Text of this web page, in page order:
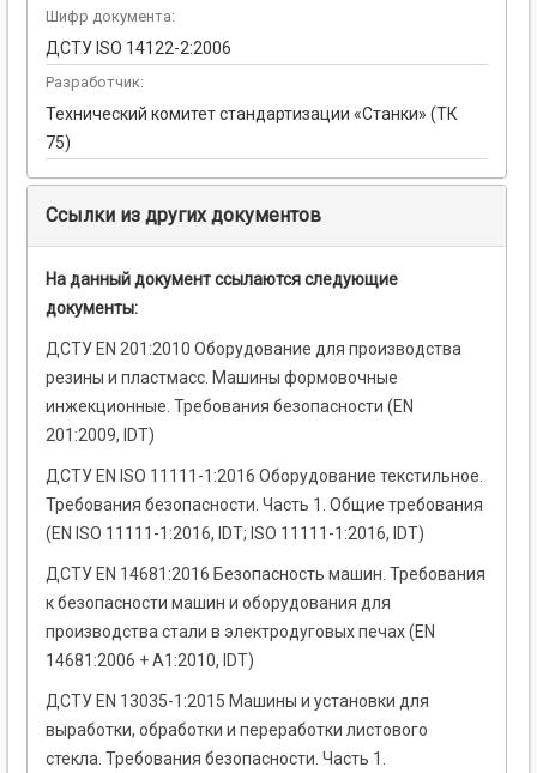
Шифр документа:
ДСТУ ISO 14122-2:2006
Разработчик:
Технический комитет стандартизации «Станки» (ТК
75)
Ссылки из других документов
На данный документ ссылаются следующие
документы:
ДСТУ EN 201:2010 Оборудование для производства
резины и пластмасс. Машины формовочные
инжекционные. Требования безопасности (EN
201:2009, IDT)
ДСТУ EN ISO 11111-1:2016 Оборудование текстильное.
Требования безопасности. Часть 1. Общие требования
(EN ISO 11111-1:2016, IDT; ISO 11111-1:2016, IDT)
ДСТУ EN 14681:2016 Безопасность машин. Требования
к безопасности машин и оборудования для
производства стали в электродуговых печах (EN
14681:2006 + А1:2010, IDT)
ДСТУ EN 13035-1:2015 Машины и установки для
выработки, обработки и переработки листового
стекла. Требования безопасности. Часть 1.